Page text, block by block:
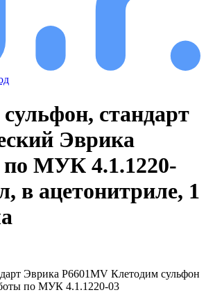
стандарт
Эврика
по МУК 4.1.1220-
в ацетонитриле, 1
Эврика P6601MV Клетодим сульфон
по МУК 4.1.1220-03